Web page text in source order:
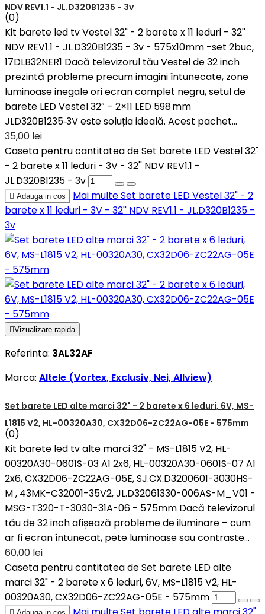
NDV REV1.1 - JL.D320B1235 - 3v
(0)
Kit barete led tv Vestel 32" - 2 barete x 11 leduri - 32''
NDV REV1.1 - JL.D320B1235 - 3v - 575x10mm -set 2buc,
17DLB32NER1 Dacă televizorul tău Vestel de 32 inch
prezintă probleme precum imagini întunecate, zone
luminoase inegale ori ecran complet negru, setul de
barete LED Vestel 32″ – 2×11 LED 598 mm
JLD320B1235‑3V este soluția ideală. Acest pachet...
35,00 lei
Caseta pentru cantitatea de Set barete LED Vestel 32"
- 2 barete x 11 leduri - 3V - 32'' NDV REV1.1 -
JL.D320B1235 - 3v
 Adauga in cos Mai multeSet barete LED Vestel 32" - 2
barete x 11 leduri - 3V - 32'' NDV REV1.1 - JL.D320B1235 -
3v
Vizualizare rapida
Referinta: 3AL32AF
Marca: Altele (Vortex, Exclusiv, Nei, Allview)
Set barete LED alte marci 32" - 2 barete x 6 leduri, 6V, MS-
L1815 V2, HL-00320A30, CX32D06-ZC22AG-05E - 575mm
(0)
Kit barete led tv alte marci 32" - MS-L1815 V2, HL-
00320A30-0601S-03 A1 2x6, HL-00320A30-0601S-07 A1
2x6, CX32D06-ZC22AG-05E, SJ.CX.D3200601-3030HS-
M , 43MK-C32001-35V2, JL.D32061330-006AS-M_V01 -
MSG-T320-T-3030-31A-06 - 575mm Dacă televizorul
tău de 32 inch afișează probleme de iluminare – cum
ar fi ecran întunecat, pete luminoase sau contraste...
60,00 lei
Caseta pentru cantitatea de Set barete LED alte
marci 32" - 2 barete x 6 leduri, 6V, MS-L1815 V2, HL-
00320A30, CX32D06-ZC22AG-05E - 575mm